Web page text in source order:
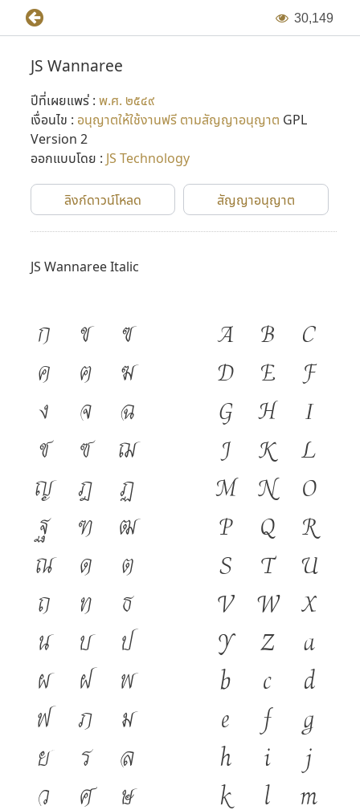
30,149
แล้วจึงพัฒนาขึ้นเป็น Vector Font ในภายหลัง (Adobe Type 1
และ TrueType ในเวลาต่อมา) โดยเริ่มขึ้นในปี พ.ศ. ๒๕๓๖ ต่อมา
มีการปรับปรุงฟอนต์ใหม่อีกครั้งในปี พ.ศ. ๒๕๔๔ โดย P-
หลังจากที่ไมโครซอฟต์เริ่มทำภาษาไทยใน Windows ใช้เอง
บริษัท 315 จำกัด ก็ปิดตัวลง และคุณแสวงเสียชีวิตไป จึงได้อุทิศ
หลายรอบหลายเวอร์ชั่น กลายเป็นจุดเริ่มต้นเล็กๆ ของการ
ที่มาข้อมูล : กำเนิดฟอนต์ตระกูล JS และการกลับมาอีกครั้งในรูป
JS Wannaree
ปีที่เผยแพร่ : พ.ศ. ๒๕๔๙
เงื่อนไข : อนุญาตให้ใช้งานฟรี ตามสัญญาอนุญาต GPL
Version 2
ออกแบบโดย : JS Technology
ลิงก์ดาวน์โหลด สัญญาอนุญาต
JS Wannaree Italic
ก ข
ฃ
ค
ฅ
ฆ
ง
จ
ฉ
ช
ซ
ฌ
ญ
ฎ
ฏ
ฐ
ฑ
ฒ
ณ
ด
ต
ถ
ท
ธ
น
บ
ป
ผ
ฝ
พ
ฟ
ภ
ม
ย
ร
ล
ว
ศ
ษ
A B
C
D
E
F
G
H
I
J
K
L
M N
O
P
Q
R
S
T
U
V W X
Y
Z
a
b
c
d
e
f
g
h
i
j
k
l
m